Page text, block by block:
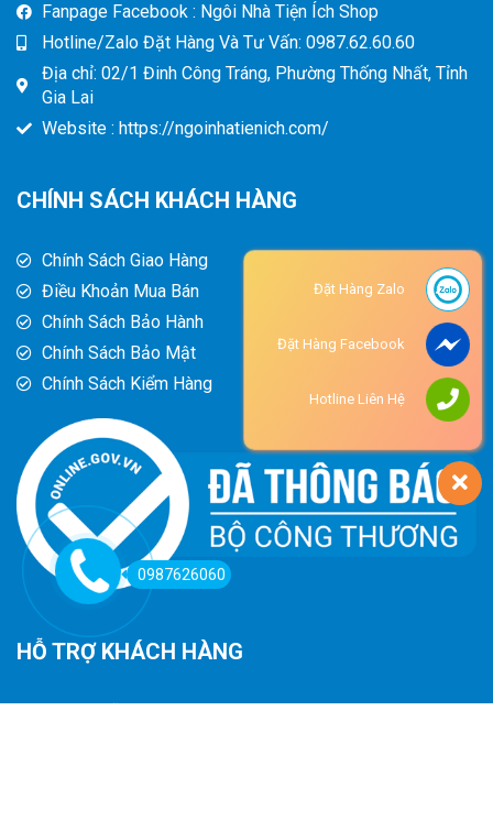
Fanpage Facebook : Ngôi Nhà Tiện Ích Shop
Hotline/Zalo Đặt Hàng Và Tư Vấn: 0987.62.60.60
Địa chỉ: 02/1 Đinh Công Tráng, Phường Thống Nhất, Tỉnh
Gia Lai
Website : https://ngoinhatienich.com/
CHÍNH SÁCH KHÁCH HÀNG
Chính Sách Giao Hàng
Điều Khoản Mua Bán
Chính Sách Bảo Hành
Chính Sách Bảo Mật
Chính Sách Kiểm Hàng
HỖ TRỢ KHÁCH HÀNG
0987626060
Đặt Hàng Zalo
Đặt Hàng Facebook
Hotline Liên Hệ